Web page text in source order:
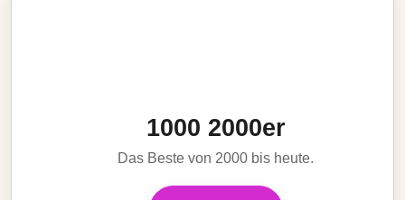
1000 2000er
Das Beste von 2000 bis heute.